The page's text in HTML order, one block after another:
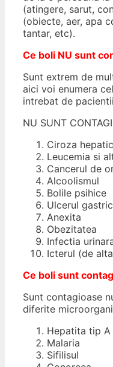
(atingere, sarut,
(obiecte, aer, apa
tantar, etc).
Ce boli NU sunt
Sunt extrem de
aici voi enumera
intrebat de
NU SUNT
Ciroza
Leucemia si
Cancerul de
Alcoolismul
Bolile psihice
Ulcerul
Anexita
Obezitatea
Infectia
Icterul (de
Ce boli sunt
Sunt contagioase
diferite
Hepatita tip A
Malaria
Sifilisul